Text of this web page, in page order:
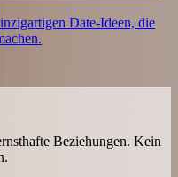
Date-Ideen, die
Beziehungen. Kein